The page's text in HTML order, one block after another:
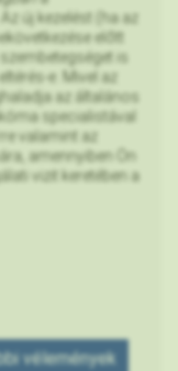
új kezelést (ha az
előtt
is
e. Mivel az
az általános
specialistával
valamint az
amennyiben Ön
vizit keretében a
vélemények